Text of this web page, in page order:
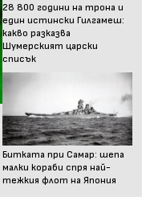
28 800 години на трона и
един истински Гилгамеш:
какво разказва
Шумерският царски
списък
Битката при Самар: шепа
малки кораби спря най-
тежкия флот на Япония